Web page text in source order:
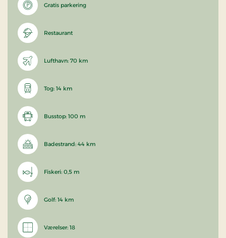
Gratis parkering
Restaurant
Lufthavn: 70 km
Tog: 14 km
Busstop: 100 m
Badestrand: 44 km
Fiskeri: 0,5 m
Golf: 14 km
Værelser: 18